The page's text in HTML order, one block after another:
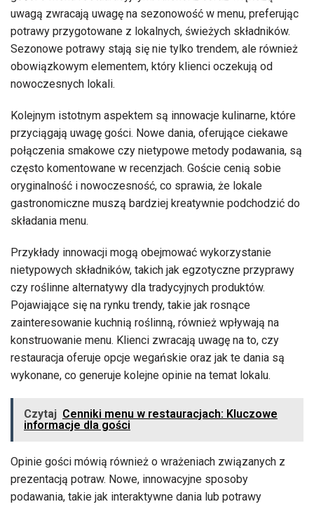
uwagą zwracają uwagę na sezonowość w menu, preferując
potrawy przygotowane z lokalnych, świeżych składników.
Sezonowe potrawy stają się nie tylko trendem, ale również
obowiązkowym elementem, który klienci oczekują od
nowoczesnych lokali.
Kolejnym istotnym aspektem są innowacje kulinarne, które
przyciągają uwagę gości. Nowe dania, oferujące ciekawe
połączenia smakowe czy nietypowe metody podawania, są
często komentowane w recenzjach. Goście cenią sobie
oryginalność i nowoczesność, co sprawia, że lokale
gastronomiczne muszą bardziej kreatywnie podchodzić do
składania menu.
Przykłady innowacji mogą obejmować wykorzystanie
nietypowych składników, takich jak egzotyczne przyprawy
czy roślinne alternatywy dla tradycyjnych produktów.
Pojawiające się na rynku trendy, takie jak rosnące
zainteresowanie kuchnią roślinną, również wpływają na
konstruowanie menu. Klienci zwracają uwagę na to, czy
restauracja oferuje opcje wegańskie oraz jak te dania są
wykonane, co generuje kolejne opinie na temat lokalu.
Czytaj Cenniki menu w restauracjach: Kluczowe
informacje dla gości
Opinie gości mówią również o wrażeniach związanych z
prezentacją potraw. Nowe, innowacyjne sposoby
podawania, takie jak interaktywne dania lub potrawy